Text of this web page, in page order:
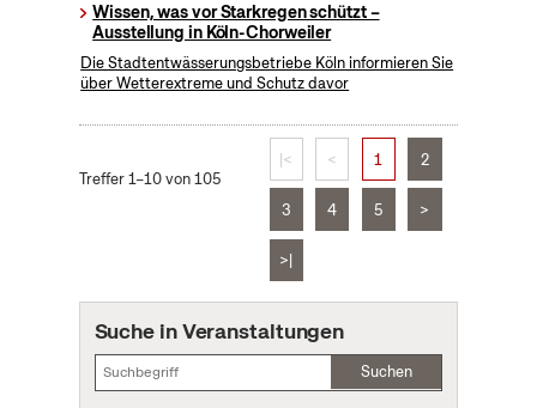
Wissen, was vor Starkregen schützt –
Ausstellung in Köln-Chorweiler
Die Stadtentwässerungsbetriebe Köln informieren Sie
über Wetterextreme und Schutz davor
Treffer 1–10 von 105
|< < 1 2
3 4 5 >
>|
Suche in Veranstaltungen
Suchen